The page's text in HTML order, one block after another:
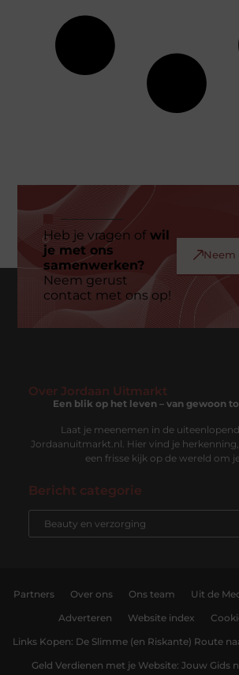
Heb je vragen ofwil
je met ons
samenwerken?
Neem gerust
contact met ons op!
Neem
Over Jordaan Uitmarkt
Een blik op het leven – van gewoon
Laat je meenemen in de
Jordaanuitmarkt.nl. Hier vind je
een frisse kijk op de wereld om
Bericht categorie
Partners Over ons Ons team Uit de
Adverteren Website index
Links Kopen: De Slimme (en Riskante) Route
Geld Verdienen met je Website: Jouw Gids